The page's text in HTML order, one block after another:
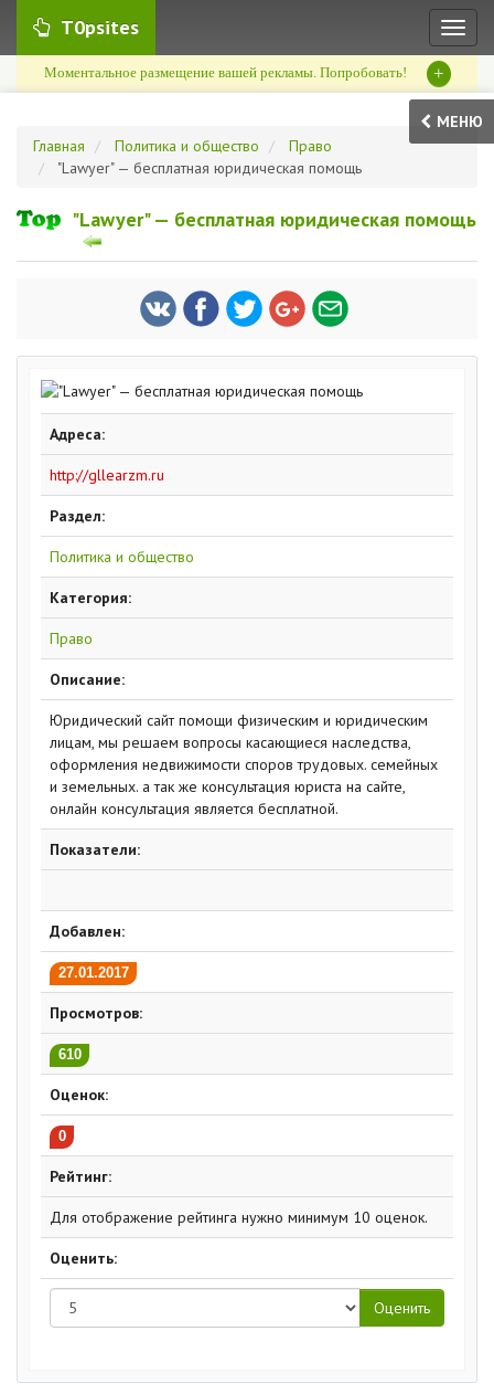
T0psites
Моментальное размещение вашей рекламы. Попробовать! +
МЕНЮ
Главная
Политика и общество
Право
"Lawyer" — бесплатная юридическая помощь
"Lawyer" — бесплатная юридическая помощь
Адреса:
http://gllearzm.ru
Раздел:
Политика и общество
Категория:
Право
Описание:
Юридический сайт помощи физическим и юридическим
лицам, мы решаем вопросы касающиеся наследства,
оформления недвижимости споров трудовых. семейных
и земельных. а так же консультация юриста на сайте,
онлайн консультация является бесплатной.
Показатели:
Добавлен:
27.01.2017
Просмотров:
610
Оценок:
0
Рейтинг:
Для отображение рейтинга нужно минимум 10 оценок.
Оценить: